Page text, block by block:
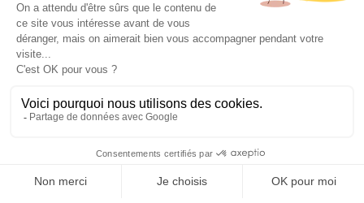
1 janvier 2026 → 31 décembre 2026
POUR PASSER LA NUIT
1